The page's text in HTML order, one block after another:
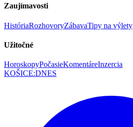
Zaujímavosti
HistóriaRozhovoryZábavaTipy na výlety
Užitočné
HoroskopyPočasieKomentáreInzercia
KOŠICE:DNES